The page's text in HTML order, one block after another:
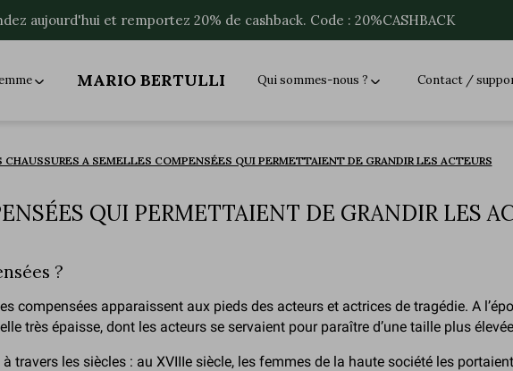
aujourd'hui et remportez 20% de cashback. Code : 20%CASHBACK
MARIO BERTULLI Qui sommes-nous ? Contact /
CHAUSSURES A SEMELLES COMPENSÉES QUI PERMETTAIENT DE GRANDIR LES ACTEURS
QUI PERMETTAIENT DE GRANDIR LES
?
compensées apparaissent aux pieds des acteurs et actrices de tragédie. A
très épaisse, dont les acteurs se servaient pour paraître d’une taille plus
travers les siècles : au XVIIIe siècle, les femmes de la haute société les